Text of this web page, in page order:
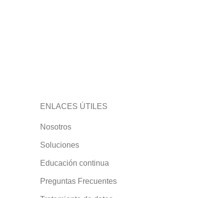
ENLACES ÚTILES
Nosotros
Soluciones
Educación continua
Preguntas Frecuentes